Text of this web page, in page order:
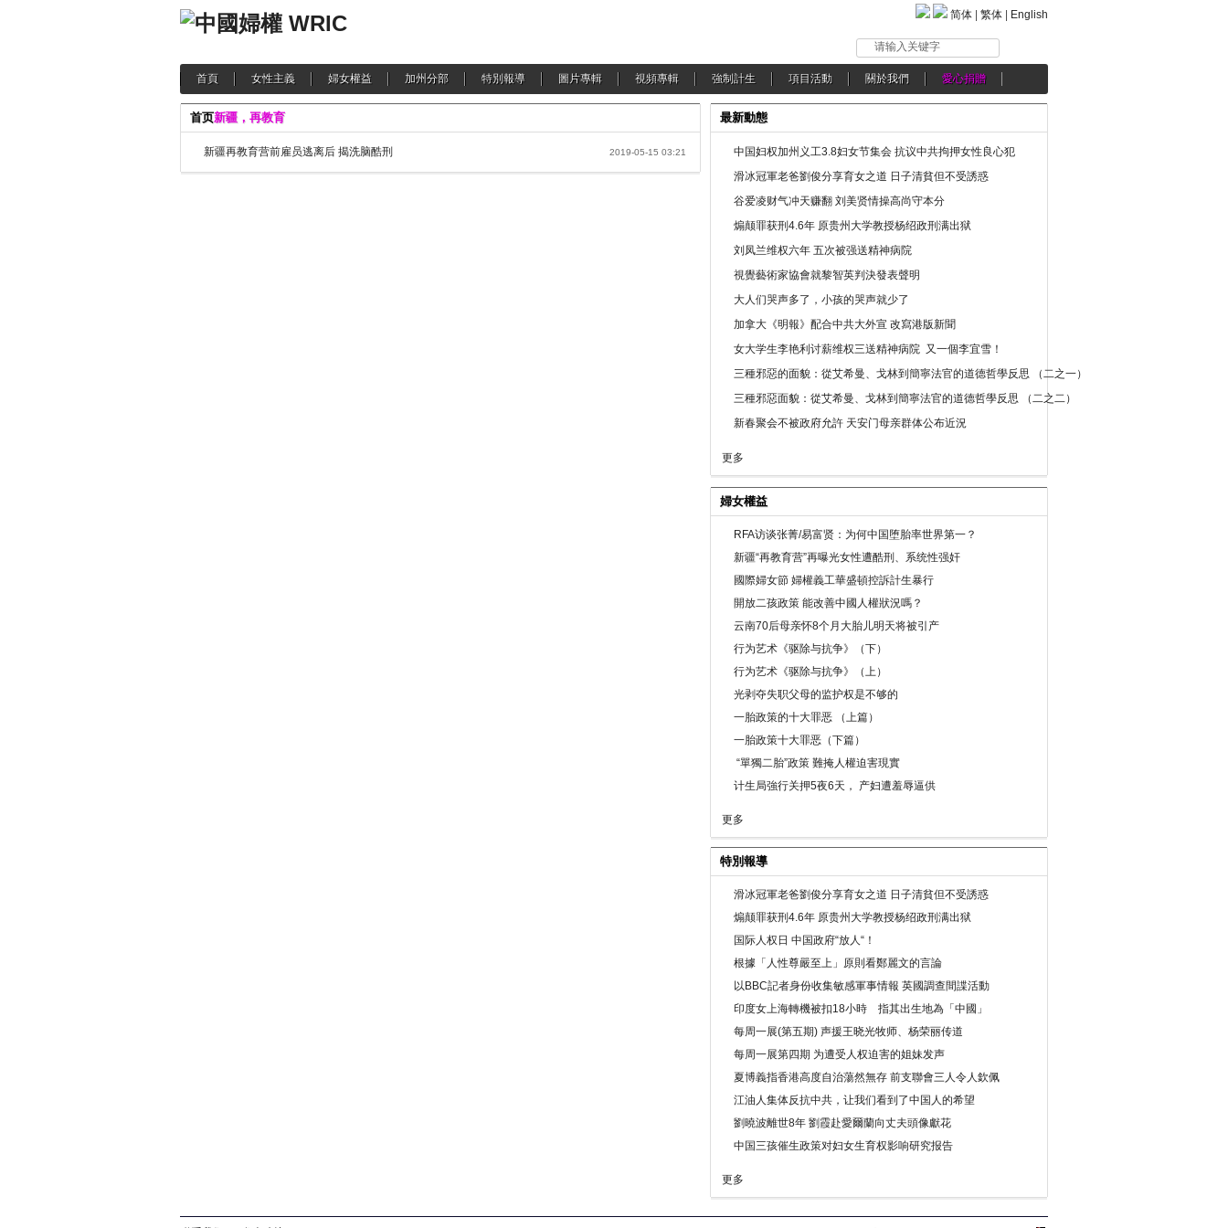
简体 繁体 English
请输入关键字
首頁 女性主義 婦女權益 加州分部 特別報導 圖片專輯 視頻專輯 強制計生 項目活動 關於我們 愛心捐贈
首页新疆，再教育
新疆再教育营前雇员逃离后 揭洗脑酷刑 2019-05-15 03:21
最新動態
中国妇权加州义工3.8妇女节集会 抗议中共拘押女性良心犯
滑冰冠軍老爸劉俊分享育女之道 日子清貧但不受誘惑
谷爱凌财气冲天赚翻 刘美贤情操高尚守本分
煽颠罪获刑4.6年 原贵州大学教授杨绍政刑满出狱
刘凤兰维权六年 五次被强送精神病院
視覺藝術家協會就黎智英判決發表聲明
大人们哭声多了，小孩的哭声就少了
加拿大《明報》配合中共大外宣 改寫港版新聞
女大学生李艳利讨薪维权三送精神病院 又一個李宜雪！
三種邪惡的面貌：從艾希曼、戈林到簡寧法官的道德哲學反思 （二之一）
三種邪惡面貌：從艾希曼、戈林到簡寧法官的道德哲學反思 （二之二）
新春聚会不被政府允許 天安门母亲群体公布近況
更多
婦女權益
RFA访谈张菁/易富贤：为何中国堕胎率世界第一？
新疆“再教育营”再曝光女性遭酷刑、系统性强奸
國際婦女節 婦權義工華盛頓控訴計生暴行
開放二孩政策 能改善中國人權狀況嗎？
云南70后母亲怀8个月大胎儿明天将被引产
行为艺术《驱除与抗争》（下）
行为艺术《驱除与抗争》（上）
光剥夺失职父母的监护权是不够的
一胎政策的十大罪恶 （上篇）
一胎政策十大罪恶（下篇）
“單獨二胎”政策 難掩人權迫害現實
计生局強行关押5夜6天， 产妇遭羞辱逼供
更多
特別報導
滑冰冠軍老爸劉俊分享育女之道 日子清貧但不受誘惑
煽颠罪获刑4.6年 原贵州大学教授杨绍政刑满出狱
国际人权日 中国政府“放人“！
根據「人性尊嚴至上」原則看鄭麗文的言論
以BBC記者身份收集敏感軍事情報 英國調查間諜活動
印度女上海轉機被扣18小時 指其出生地為「中國」
每周一展(第五期) 声援王晓光牧师、杨荣丽传道
每周一展第四期 为遭受人权迫害的姐妹发声
夏博義指香港高度自治蕩然無存 前支聯會三人令人欽佩
江油人集体反抗中共，让我们看到了中国人的希望
劉曉波離世8年 劉霞赴愛爾蘭向丈夫頭像獻花
中国三孩催生政策对妇女生育权影响研究报告
更多